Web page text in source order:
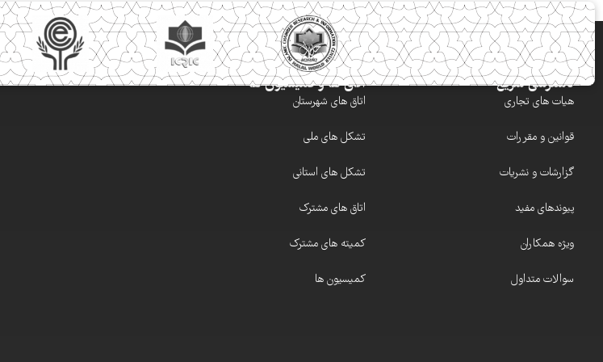
دسترسی سریع
هیات های تجاری
قوانین و مقررات
گزارشات و نشریات
پیوندهای مفید
ویژه همکاران
سوالات متداول
اتاق ها و کمیسیون ها
اتاق های شهرستان
تشکل های ملی
تشکل های استانی
اتاق های مشترک
کمیته های مشترک
کمیسیون ها